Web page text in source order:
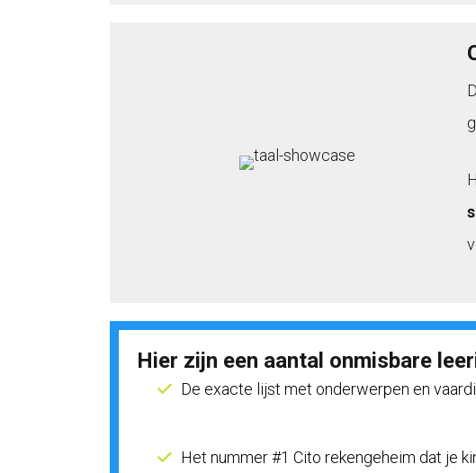
Hier zijn een aantal onmisbare
De exacte lijst met onderwerpen en
Het nummer #1 Cito rekengeheim dat je